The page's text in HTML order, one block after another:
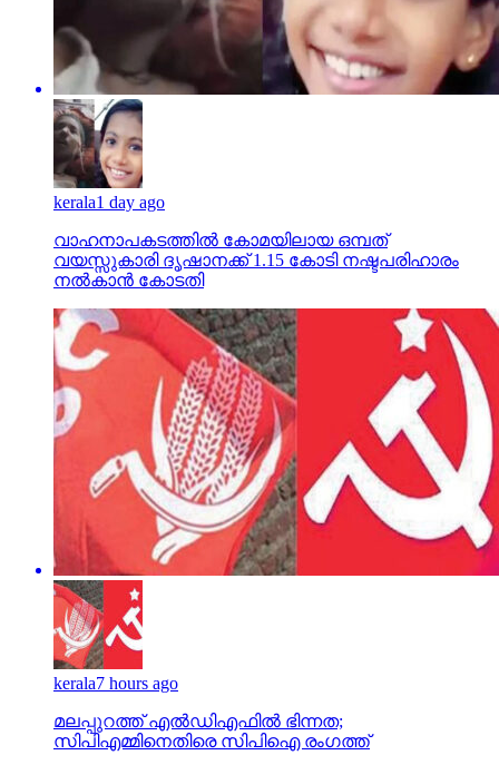
kerala1 day ago
വാഹനാപകടത്തില്‍ കോമയിലായ ഒമ്പത്
വയസ്സുകാരി ദൃഷാനക്ക് 1.15 കോടി നഷ്ടപരിഹാരം
നല്‍കാന്‍ കോടതി
kerala7 hours ago
മലപ്പുറത്ത് എല്‍ഡിഎഫില്‍ ഭിന്നത;
സിപിഎമ്മിനെതിരെ സിപിഐ രംഗത്ത്